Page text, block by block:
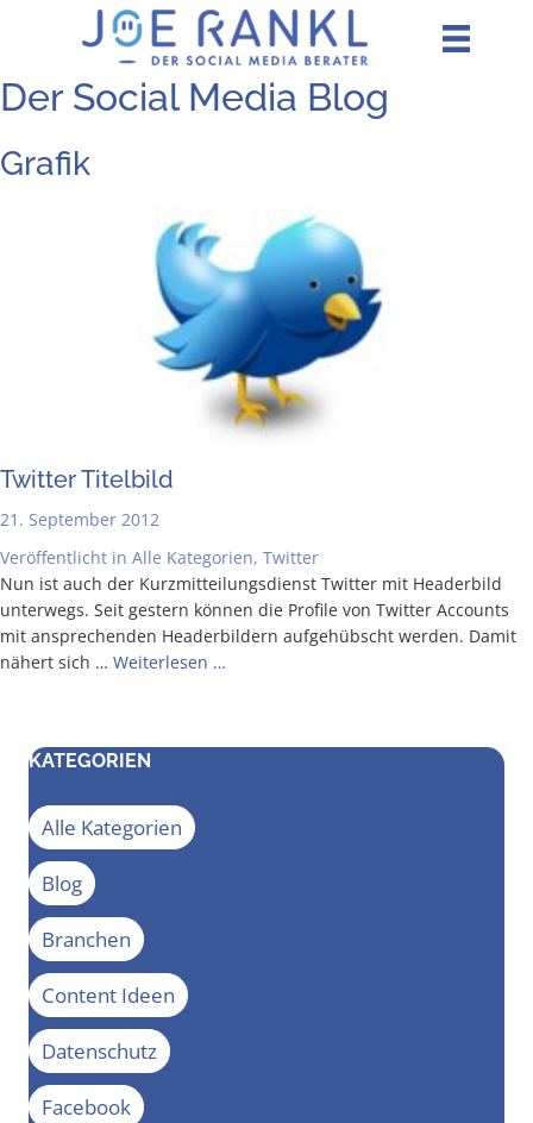
Der Social Media Blog
Grafik
Twit­ter Titelbild
21. September 2012
Veröffentlicht in Alle Kategorien, Twitter
Nun ist auch der Kurz­mit­tei­lungs­dienst Twit­ter mit Hea­der­bild
unter­wegs. Seit ges­tern kön­nen die Pro­fi­le von Twit­ter Accounts
mit anspre­chen­den Hea­der­bil­dern auf­ge­hübscht wer­den. Damit
nähert sich … Wei­ter­le­sen …
KATEGORIEN
Alle Kategorien
Blog
Branchen
Content Ideen
Datenschutz
Facebook